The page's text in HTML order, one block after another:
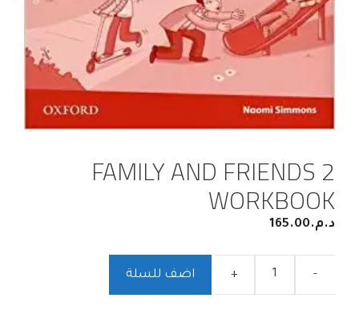
FAMILY AND FRIENDS 2
WORKBOOK
د.م.165.00
-
+ اضف للسلة